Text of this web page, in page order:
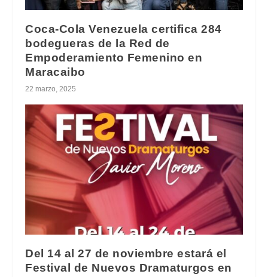
Coca-Cola Venezuela certifica 284
bodegueras de la Red de
Empoderamiento Femenino en
Maracaibo
22 marzo, 2025
Del 14 al 27 de noviembre estará el
Festival de Nuevos Dramaturgos en